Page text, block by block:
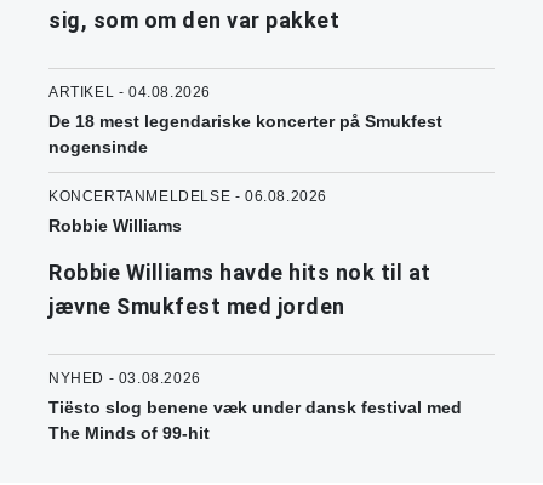
sig, som om den var pakket
ARTIKEL - 04.08.2026
De 18 mest legendariske koncerter på Smukfest
nogensinde
KONCERTANMELDELSE - 06.08.2026
Robbie Williams
Robbie Williams havde hits nok til at
jævne Smukfest med jorden
NYHED - 03.08.2026
Tiësto slog benene væk under dansk festival med
The Minds of 99-hit